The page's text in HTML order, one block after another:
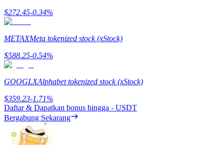
Menghasilkan
Babi Kekuatan
Dapatkan imbalan kompetitif setiap hari
$272.45-0.34%
METAXMeta tokenized stock (xStock)
$588.25-0.54%
GOOGLXAlphabet tokenized stock (xStock)
$359.23-1.71%
Daftar & Dapatkan bonus hingga - USDT
Bergabung Sekarang